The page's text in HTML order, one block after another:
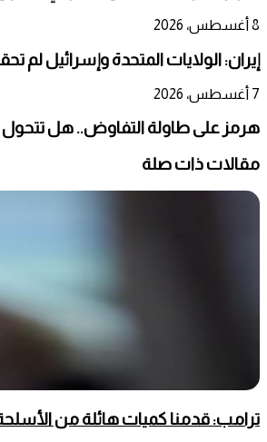
8 أغسطس، 2026
إيران: الولايات المتحدة وإسرائيل لم
7 أغسطس، 2026
هرمز على طاولة التفاوض.. هل تتحول
مقالات ذات صلة
ترامب: قدمنا كميات هائلة من الأسلحة